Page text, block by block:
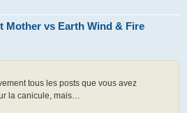
Mother vs Earth Wind & Fire
tous les posts que vous avez
la canicule, mais…